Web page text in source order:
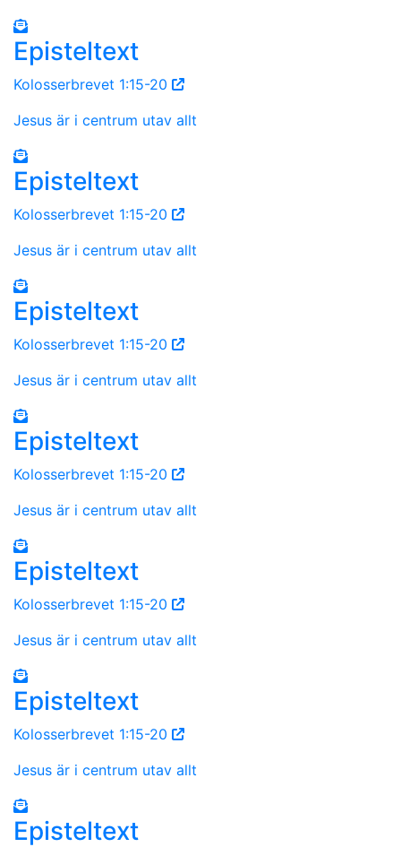
Episteltext
Kolosserbrevet 1:15-20
Jesus är i centrum utav allt
Episteltext
Kolosserbrevet 1:15-20
Jesus är i centrum utav allt
Episteltext
Kolosserbrevet 1:15-20
Jesus är i centrum utav allt
Episteltext
Kolosserbrevet 1:15-20
Jesus är i centrum utav allt
Episteltext
Kolosserbrevet 1:15-20
Jesus är i centrum utav allt
Episteltext
Kolosserbrevet 1:15-20
Jesus är i centrum utav allt
Episteltext